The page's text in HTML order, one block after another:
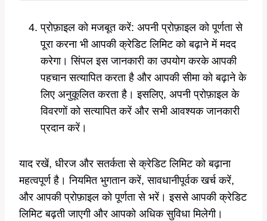
प्रोफ़ाइल को मजबूत करें: अपनी प्रोफ़ाइल को पूर्णता से
पूरा करना भी आपकी क्रेडिट लिमिट को बढ़ाने में मदद
करेगा। सिंपल इस जानकारी का उपयोग करके आपकी
पहचान सत्यापित करता है और आपकी सीमा को बढ़ाने के
लिए अनुकूलित करता है। इसलिए, अपनी प्रोफ़ाइल के
विवरणों को सत्यापित करें और सभी आवश्यक जानकारी
प्रदान करें।
याद रखें, धीरज और सतर्कता से क्रेडिट लिमिट को बढ़ाना
महत्वपूर्ण है। नियमित भुगतान करें, सावधानीपूर्वक खर्च करें,
और आपकी प्रोफ़ाइल को पूर्णता से भरें। इससे आपकी क्रेडिट
लिमिट बढ़ती जाएगी और आपको अधिक सुविधा मिलेगी।